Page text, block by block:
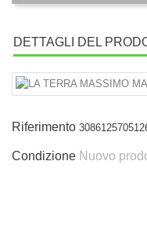
DETTAGLI DEL
Riferimento
Condizione Nuovo